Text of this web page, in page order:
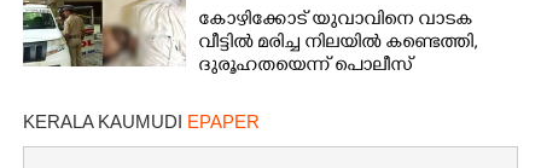
കോഴിക്കോട് യുവാവിനെ വാടക
വീട്ടിൽ മരിച്ച നിലയിൽ കണ്ടെത്തി,
ദുരൂഹതയെന്ന് പൊലീസ്
KERALA KAUMUDI EPAPER